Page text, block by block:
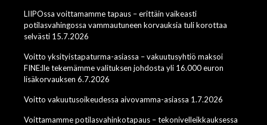
LIIPOssa voittamamme tapaus – erittäin vaikeasti
potilasvahingossa vammautuneen korvauksia tuli korottaa
selvästi 15.7.2026
Voitto yksityistapaturma-asiassa – vakuutusyhtiö maksoi
FINE:lle tekemämme valituksen johdosta yli 16.000 euron
lisäkorvauksen 6.7.2026
Voitto vakuutusoikeudessa aivovamma-asiassa 1.7.2026
Voittamamme potilasvahinkotapaus – tekonivelleikkauksessa